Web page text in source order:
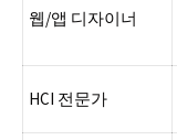
웹/앱 디자이너
HCI 전문가